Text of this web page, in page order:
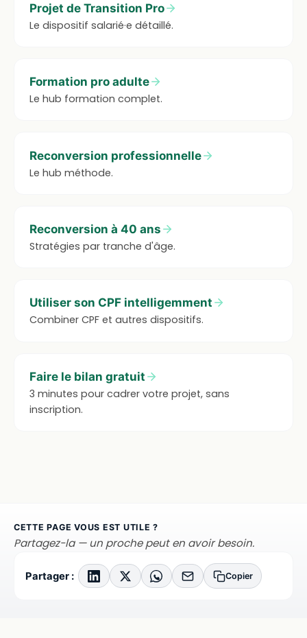
Projet de Transition Pro
Le dispositif salarié·e détaillé.
Formation pro adulte
Le hub formation complet.
Reconversion professionnelle
Le hub méthode.
Reconversion à 40 ans
Stratégies par tranche d'âge.
Utiliser son CPF intelligemment
Combiner CPF et autres dispositifs.
Faire le bilan gratuit
3 minutes pour cadrer votre projet, sans
inscription.
CETTE PAGE VOUS EST UTILE ?
Partagez-la — un proche peut en avoir besoin.
Partager : Copier